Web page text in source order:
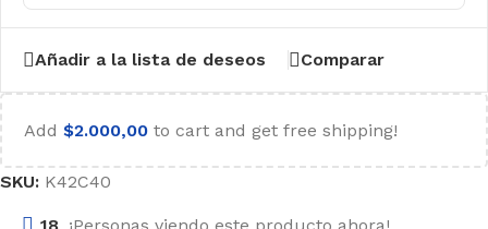
Añadir a la lista de deseos Comparar
Add $2.000,00 to cart and get free shipping!
SKU: K42C40
18 ¡Personas viendo este producto ahora!